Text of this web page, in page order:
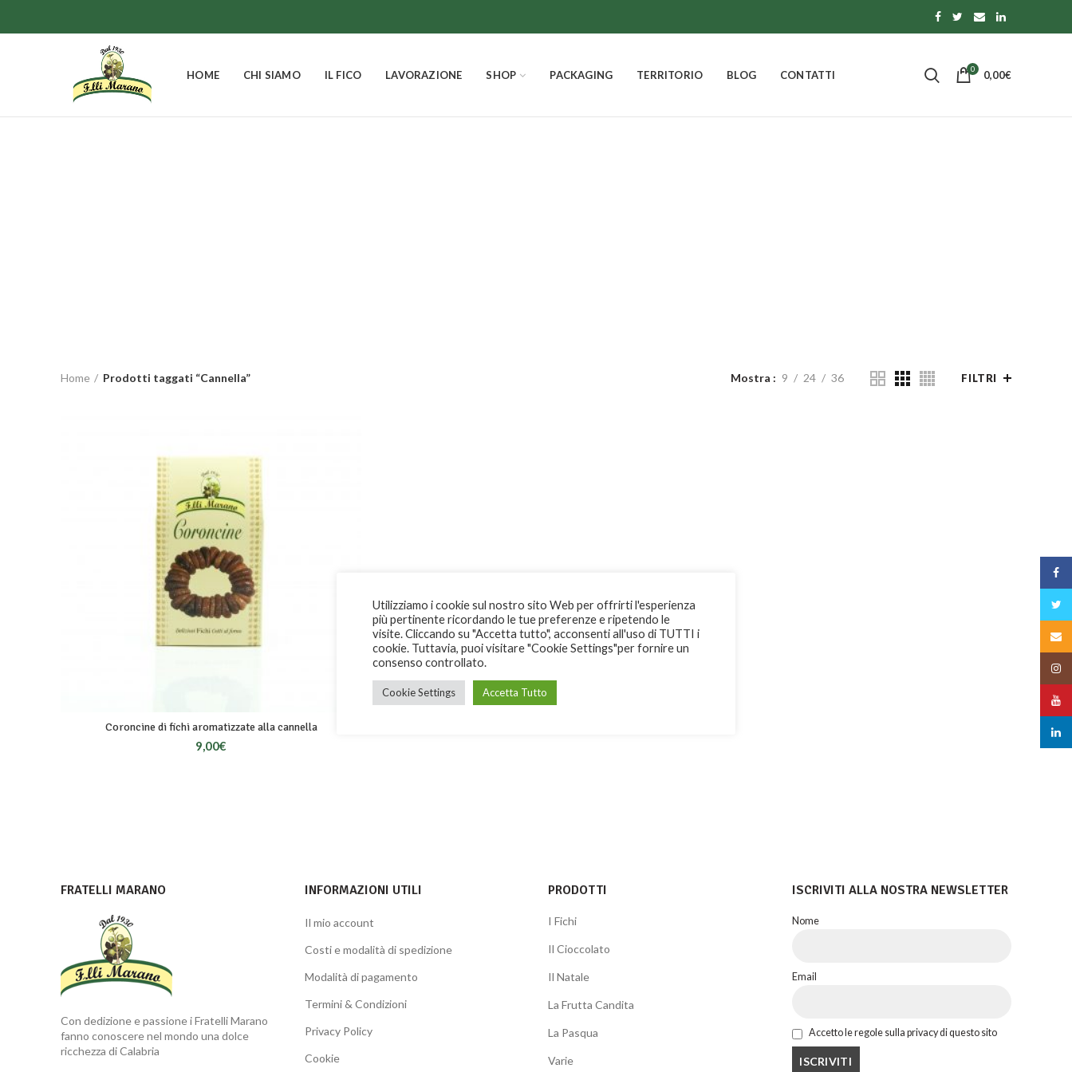
HOME CHI SIAMO IL FICO LAVORAZIONE SHOP PACKAGING TERRITORIO BLOG CONTATTI 0 0,00€
Home Prodotti taggati “Cannella” Mostra 9 24 36 FILTRI
Coroncine di fichi aromatizzate alla cannella
9,00€
FRATELLI MARANO
Con dedizione e passione i Fratelli Marano
fanno conoscere nel mondo una dolce
ricchezza di Calabria
INFORMAZIONI UTILI
Il mio account
Costi e modalità di spedizione
Modalità di pagamento
Termini & Condizioni
Privacy Policy
Cookie
PRODOTTI
I Fichi
Il Cioccolato
Il Natale
La Frutta Candita
La Pasqua
Varie
ISCRIVITI ALLA NOSTRA NEWSLETTER
Nome
Email
Accetto le regole sulla privacy di questo sito
Utilizziamo i cookie sul nostro sito Web per offrirti l'esperienza
più pertinente ricordando le tue preferenze e ripetendo le
visite. Cliccando su "Accetta tutto", acconsenti all'uso di TUTTI i
cookie. Tuttavia, puoi visitare "Cookie Settings"per fornire un
consenso controllato.
Cookie Settings Accetta Tutto
Email